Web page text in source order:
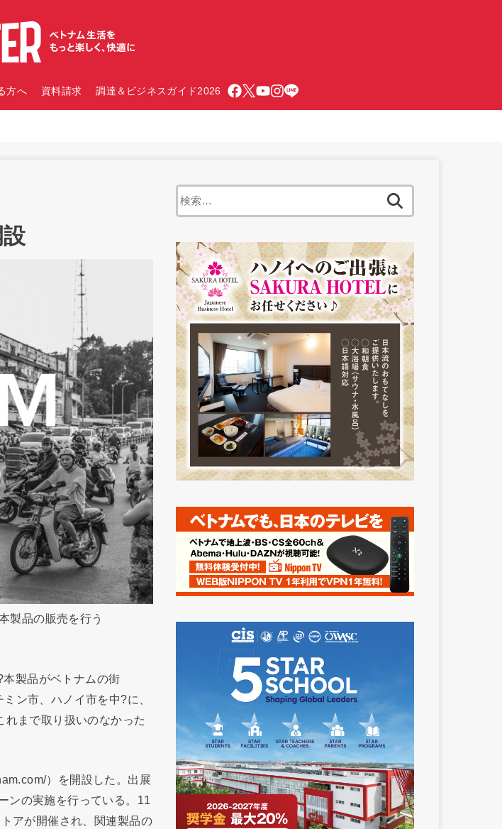
方へ 資料請求 調達＆ビジネスガイド2026
製品の販売を行う
製品がベトナムの街
ン市、ハノイ市を中?に、
まで取り扱いのなかった
）を開設した。出展
ンの実施を行っている。11
アが開催され、関連製品の